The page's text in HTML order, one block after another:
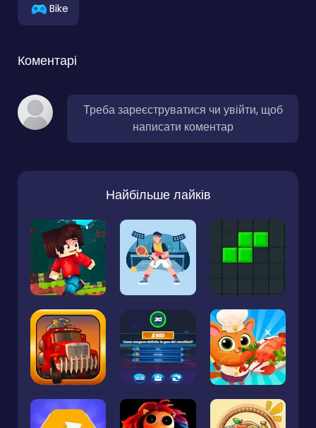
Bike
Коментарі
Треба зареєструватися чи увійти, щоб
написати коментар
Найбільше лайків